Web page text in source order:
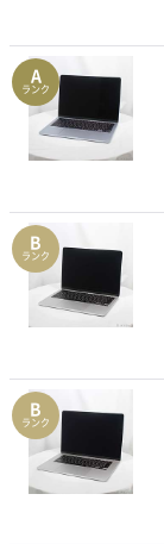
A
ランク
B
ランク
B
ランク